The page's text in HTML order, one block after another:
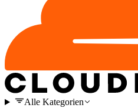
Alle Kategorien